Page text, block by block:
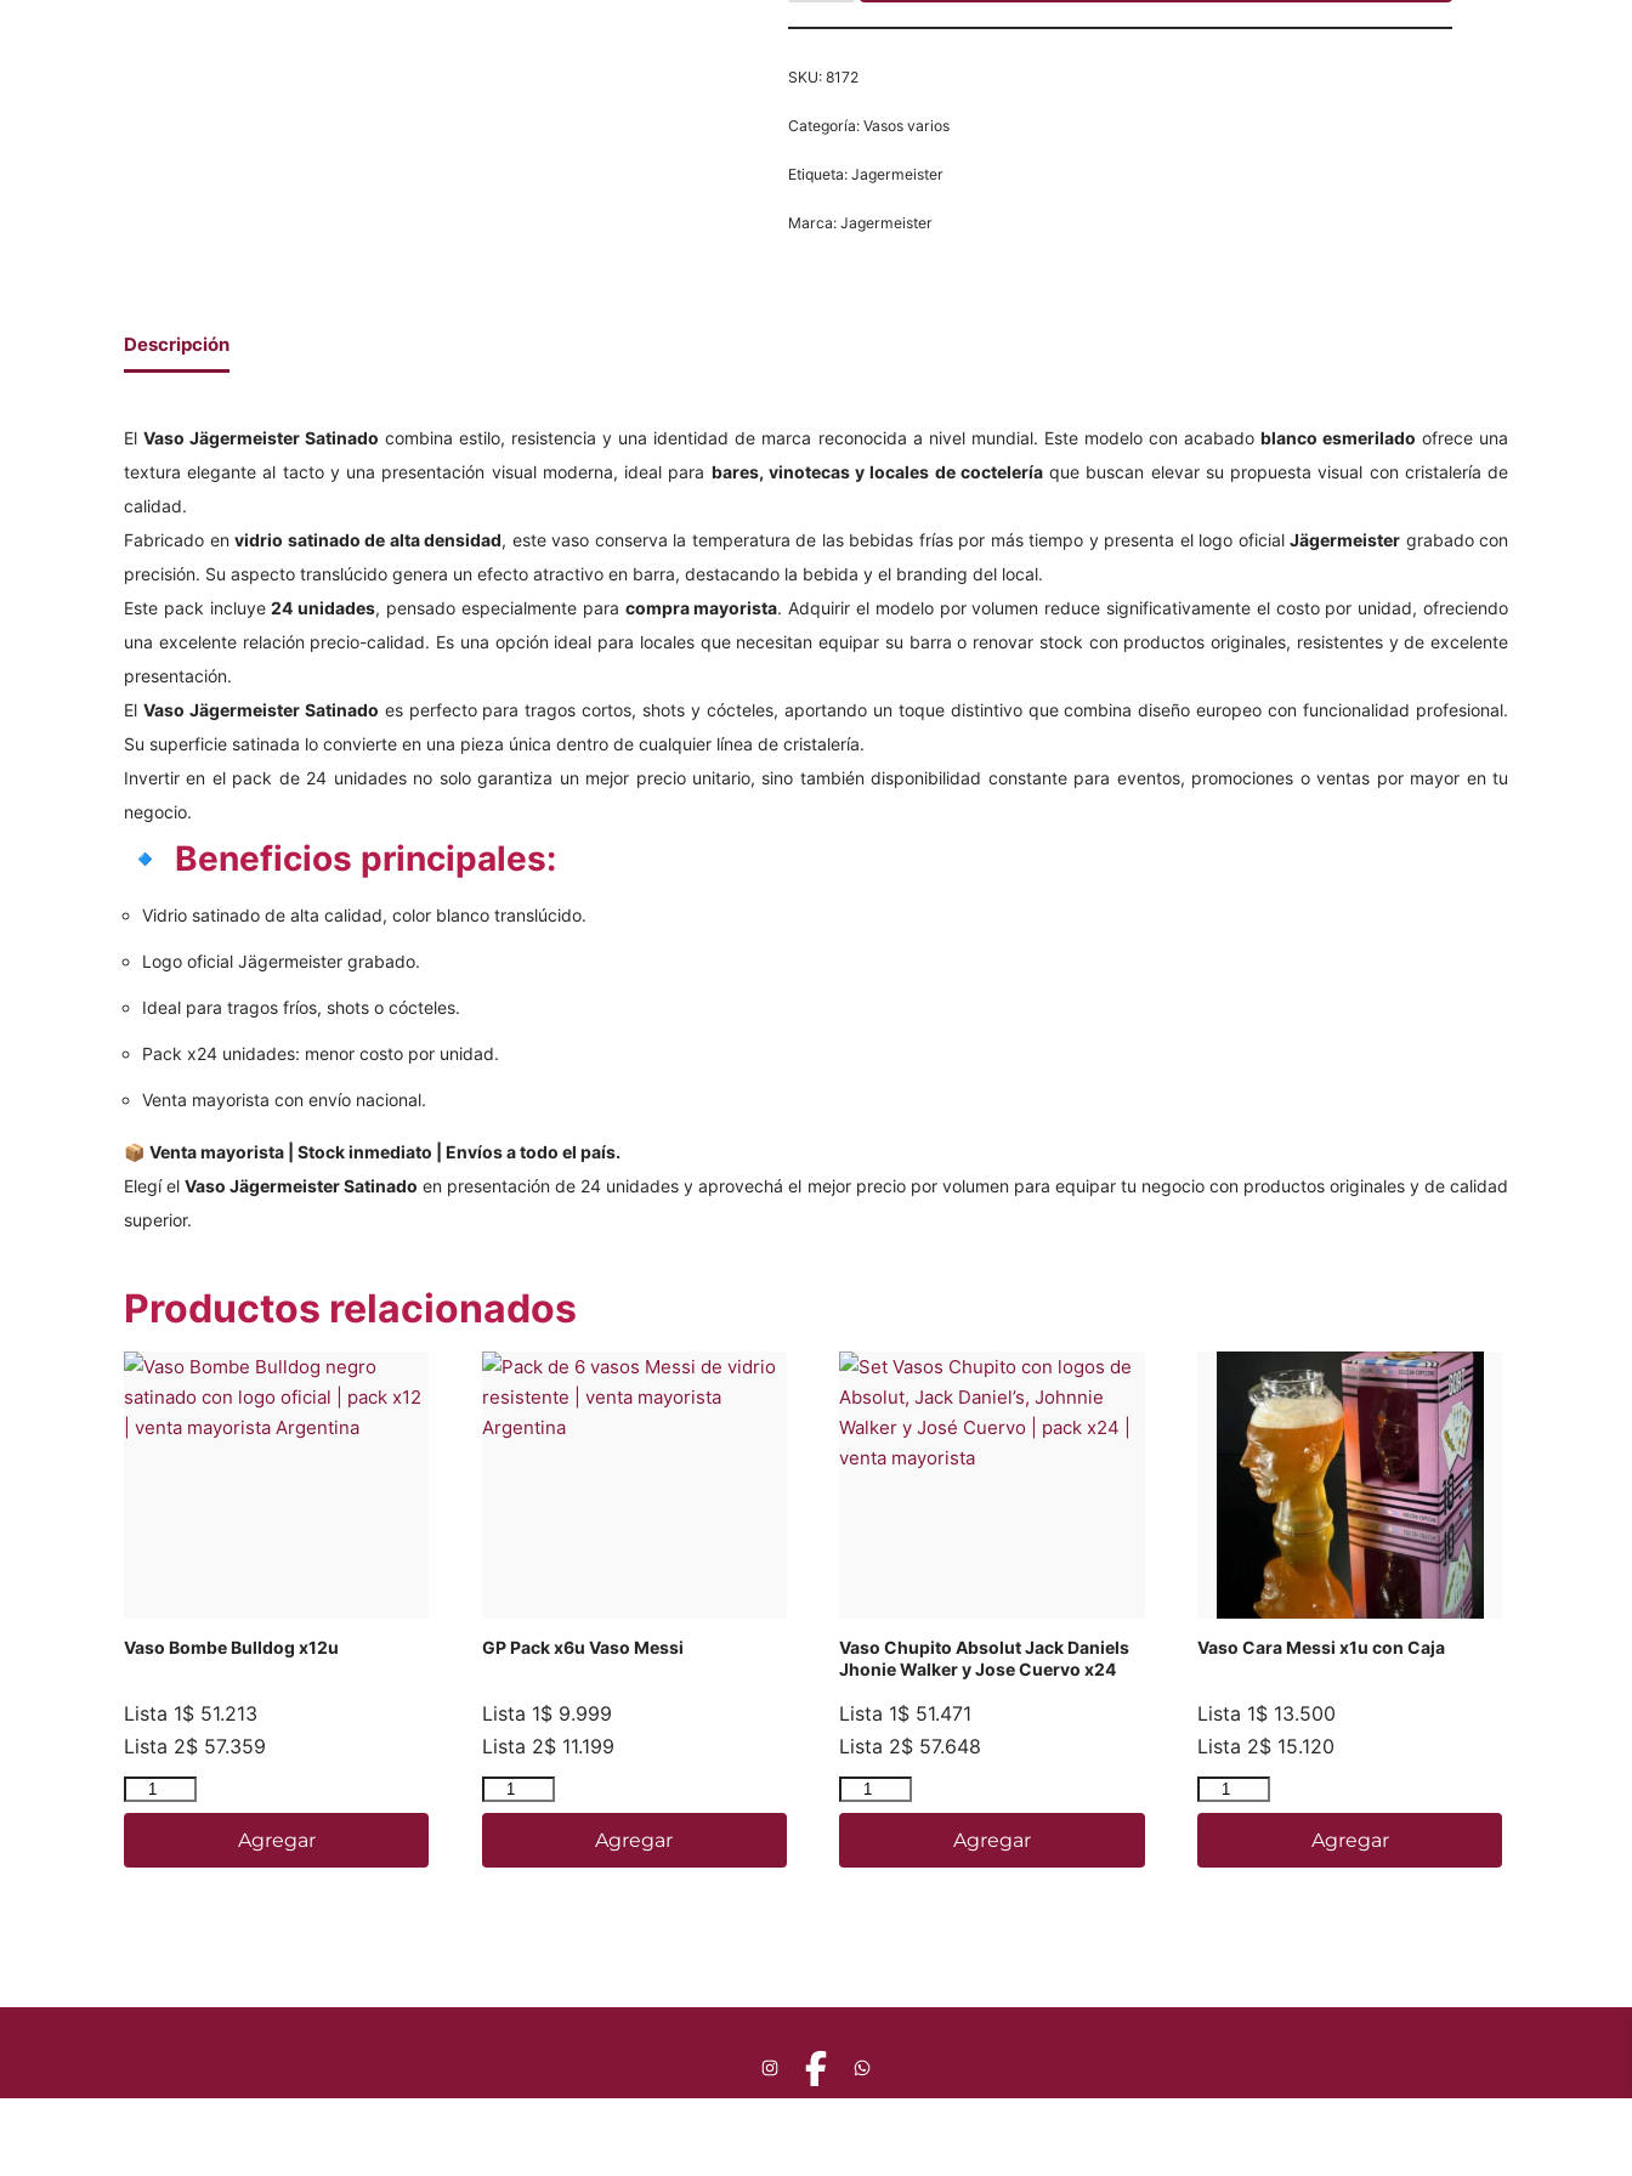
SKU:8172
Categoría:Vasos varios
Etiqueta:Jagermeister
Marca:Jagermeister
Descripción
ElVaso Jägermeister Satinado combina estilo, resistencia y una identidad de marca reconocida a nivel mundial. Este modelo con acabado blanco esmerilado ofrece una
textura elegante al tacto y una presentación visual moderna, ideal para bares, vinotecas y locales de cocteleríaque buscan elevar su propuesta visual con cristalería de
calidad.
Fabricado en vidrio satinado de alta densidad, este vaso conserva la temperatura de las bebidas frías por más tiempo y presenta el logo oficial Jägermeister grabado con
precisión. Su aspecto translúcido genera un efecto atractivo en barra, destacando la bebida y el branding del local.
Este pack incluye24 unidades, pensado especialmente para compra mayorista. Adquirir el modelo por volumen reduce significativamente el costo por unidad, ofreciendo
una excelente relación precio-calidad. Es una opción ideal para locales que necesitan equipar su barra o renovar stock con productos originales, resistentes y de excelente
presentación.
El Vaso Jägermeister Satinado es perfecto para tragos cortos, shots y cócteles, aportando un toque distintivo que combina diseño europeo con funcionalidad profesional.
Su superficie satinada lo convierte en una pieza única dentro de cualquier línea de cristalería.
Invertir en el pack de 24 unidades no solo garantiza un mejor precio unitario, sino también disponibilidad constante para eventos, promociones o ventas por mayor en tu
negocio.
🔹 Beneficios principales:
Vidrio satinado de alta calidad, color blanco translúcido.
Logo oficial Jägermeister grabado.
Ideal para tragos fríos, shots o cócteles.
Pack x24 unidades: menor costo por unidad.
Venta mayorista con envío nacional.
📦 Venta mayorista | Stock inmediato | Envíos a todo el país.
Elegí elVaso Jägermeister Satinado en presentación de 24 unidades y aprovechá el mejor precio por volumen para equipar tu negocio con productos originales y de calidad
superior.
Productos relacionados
Vaso Bombe Bulldog x12u
Lista 1$ 51.213
Lista 2$ 57.359
Agregar
GP Pack x6u Vaso Messi
Lista 1$9.999
Lista 2$11.199
Agregar
Vaso Chupito Absolut Jack Daniels
Jhonie Walker y Jose Cuervo x24
Lista 1$ 51.471
Lista 2$ 57.648
Agregar
Vaso Cara Messi x1u con Caja
Lista 1$ 13.500
Lista 2$ 15.120
Agregar